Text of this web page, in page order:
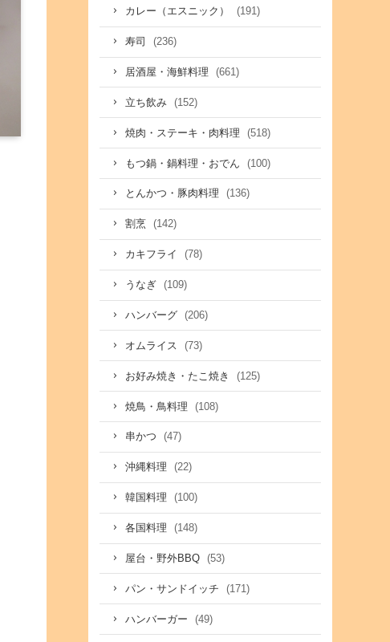
カレー（エスニック） (191)
寿司 (236)
居酒屋・海鮮料理 (661)
立ち飲み (152)
焼肉・ステーキ・肉料理 (518)
もつ鍋・鍋料理・おでん (100)
とんかつ・豚肉料理 (136)
割烹 (142)
カキフライ (78)
うなぎ (109)
ハンバーグ (206)
オムライス (73)
お好み焼き・たこ焼き (125)
焼鳥・鳥料理 (108)
串かつ (47)
沖縄料理 (22)
韓国料理 (100)
各国料理 (148)
屋台・野外BBQ (53)
パン・サンドイッチ (171)
ハンバーガー (49)